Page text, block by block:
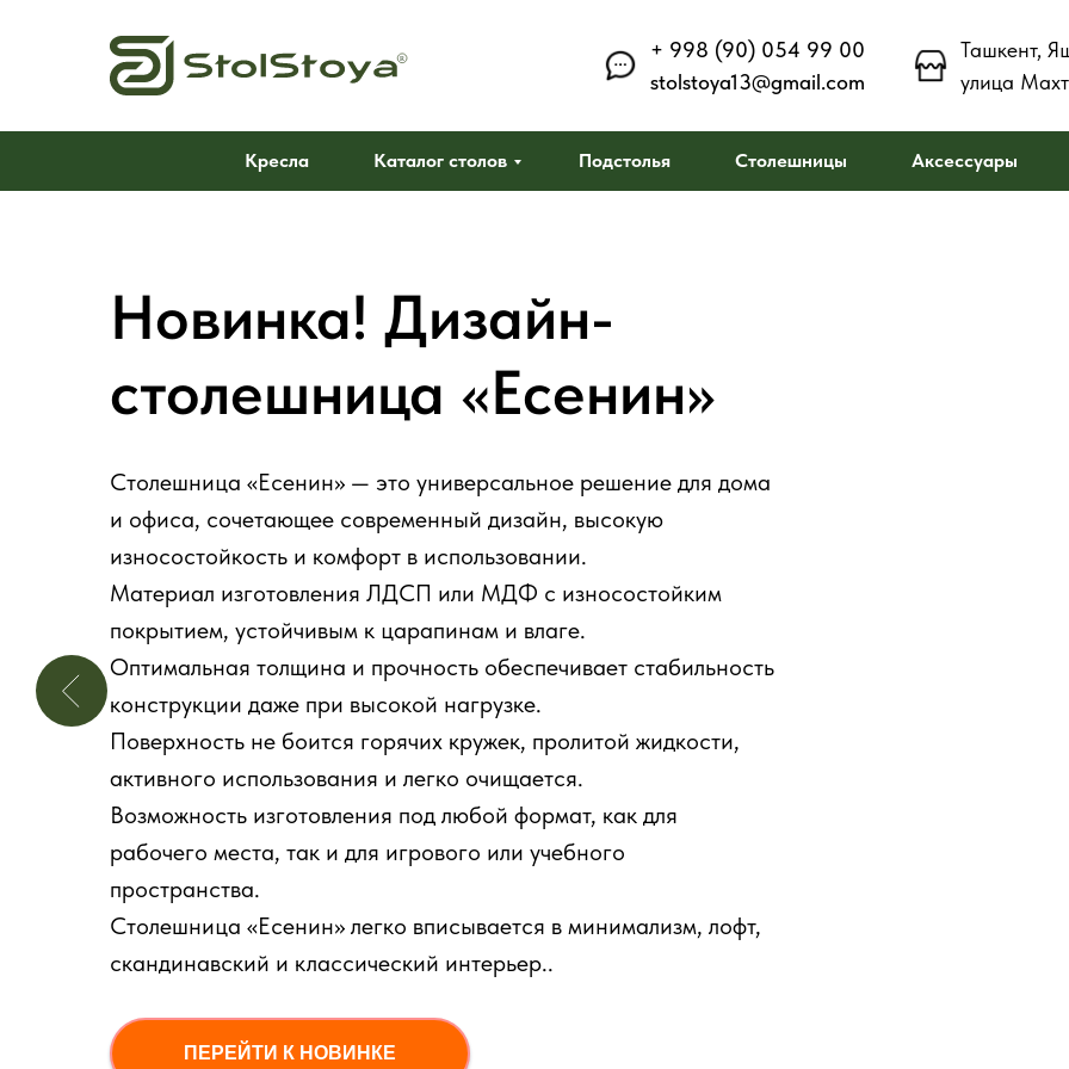
+ 998 (90) 054 99 00
stolstoya13@gmail.com
Ташкент,
улица
Кресла Каталог столов Подстолья Столешницы Аксессуары
Новинка! Дизайн-
столешница «Есенин»
Столешница «Есенин» — это универсальное решение для дома
и офиса, сочетающее современный дизайн, высокую
износостойкость и комфорт в использовании.
Материал изготовления ЛДСП или МДФ с износостойким
покрытием, устойчивым к царапинам и влаге.
Оптимальная толщина и прочность обеспечивает стабильность
конструкции даже при высокой нагрузке.
Поверхность не боится горячих кружек, пролитой жидкости,
активного использования и легко очищается.
Возможность изготовления под любой формат, как для
рабочего места, так и для игрового или учебного
пространства.
Столешница «Есенин» легко вписывается в минимализм, лофт,
скандинавский и классический интерьер..
ПЕРЕЙТИ К НОВИНКЕ